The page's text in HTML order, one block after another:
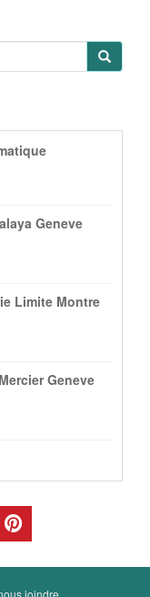
Geneve
Limite Montre
Geneve
joindre